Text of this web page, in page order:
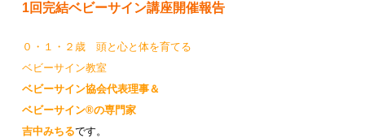
1回完結ベビーサイン講座開催報告
０・１・２歳 頭と心と体を育てる
ベビーサイン教室
ベビーサイン協会代表理事＆
ベビーサイン®の専門家
吉中みちるです。